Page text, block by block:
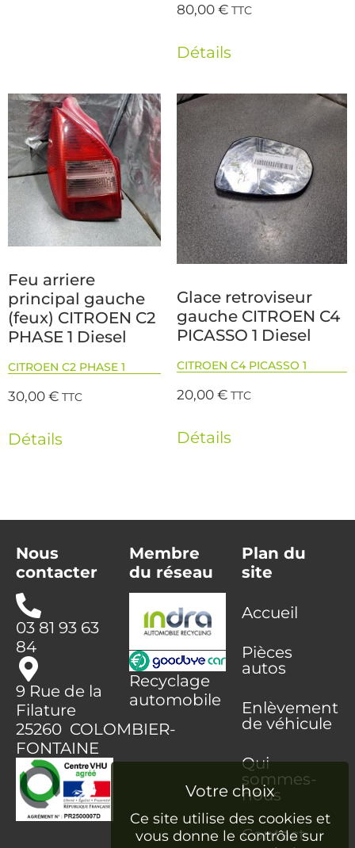
80,00€ TTC
Détails
Feu arriere
principal gauche
(feux) CITROEN C2
PHASE 1 Diesel
CITROEN C2 PHASE 1
30,00€ TTC
Détails
Glace retroviseur
gauche CITROEN C4
PICASSO 1 Diesel
CITROEN C4 PICASSO 1
20,00€ TTC
Détails
Nous
contacter
03 81 93 63
84
9 Rue de la
Filature
25260 COLOMBIER-
FONTAINE
Membre
du réseau
Recyclage
automobile
Plan du
site
Accueil
Pièces
autos
Enlèvement
de véhicule
Qui
sommes-
nous
Contact
Ce site utilise des cookies et
vous donne le contrôle sur